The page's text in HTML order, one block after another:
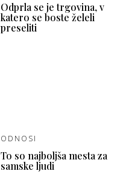
Odprla se je trgovina, v
katero se boste želeli
preseliti
ODNOSI
To so najboljša mesta za
samske ljudi